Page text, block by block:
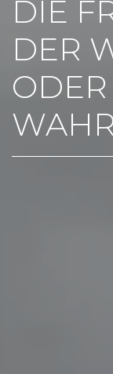
DIE
DER